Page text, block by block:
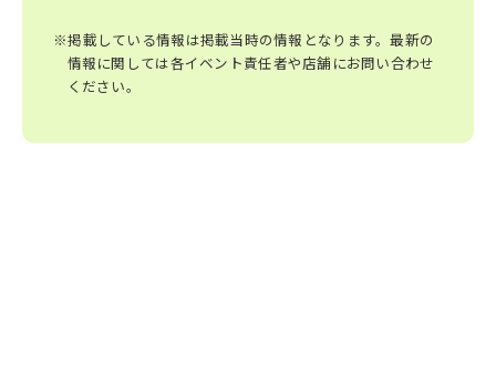
※掲載している情報は掲載当時の情報となります。最新の
情報に関しては各イベント責任者や店舗にお問い合わせ
ください。